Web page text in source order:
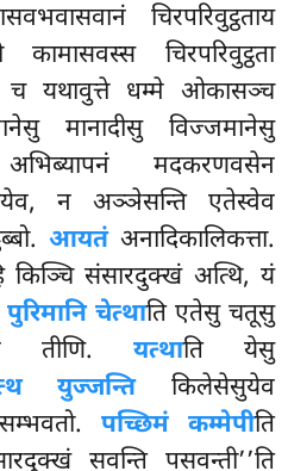
चिरपरिवुट्ठताय
कामासवस्स चिरपरिवुट्ठता
च यथावुत्ते धम्मे ओकासञ्च
मानादीसु विज्जमानेसु
अभिब्यापनं मदकरणवसेन
न अञ्ञेसन्ति एतेस्वेव
आयतंअनादिकालिकत्ता.
किञ्चि संसारदुक्खं अत्थि, यं
पुरिमानि चेत्थाति एतेसु चतूसु
तीणि. यत्थाति येसु
युज्जन्तिकिलेसेसुयेव
पच्छिमं कम्मेपीति
सवन्ति पसवन्ती’’ति